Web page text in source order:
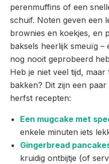
perenmuffins of een
schuif. Noten geven een
brownies en koekjes, en
baksels heerlijk smeuïg –
nog nooit geprobeerd
Heb je niet veel tijd,
bakken? Dit zijn een
herfst recepten:
Een mugcake met
enkele minuten iets
Gingerbread
kruidig ontbijtje (of